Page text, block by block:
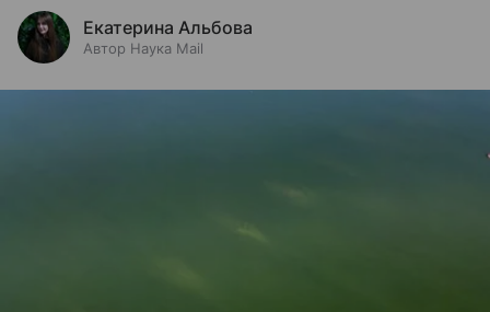
Екатерина Альбова
Автор Наука Mail